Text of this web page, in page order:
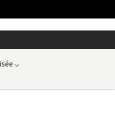
⌵